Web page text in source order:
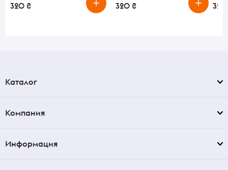
320 ₴ 320 ₴
Каталог
Компания
Информация